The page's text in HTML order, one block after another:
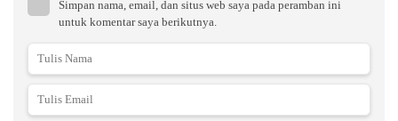
Simpan nama, email, dan situs web saya pada peramban ini
untuk komentar saya berikutnya.